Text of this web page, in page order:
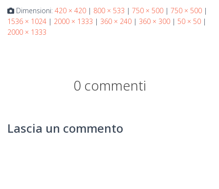
Dimensioni: 420 × 420 | 800 × 533 | 750 × 500 | 750 × 500 |
1536 × 1024 | 2000 × 1333 | 360 × 240 | 360 × 300 | 50 × 50 |
2000 × 1333
0 commenti
Lascia un commento